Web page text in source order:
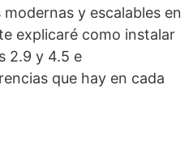
y escalables en
explicaré como instalar
2.9 y 4.5 e
que hay en cada